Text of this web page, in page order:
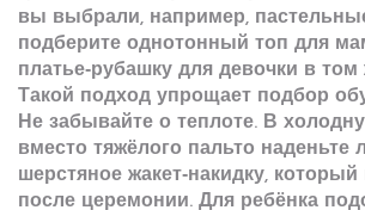
вы выбрали, например,
подберите однотонный топ для
платье‑рубашку для девочки в том
Такой подход упрощает подбор
Не забывайте о теплоте. В
вместо тяжёлого пальто наденьте
шерстяное жакет‑накидку,
после церемонии. Для ребёнка